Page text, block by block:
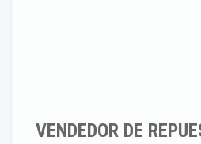
VENDEDOR DE